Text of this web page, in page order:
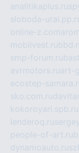
analitikaplus.ru
sloboda-
online-z.com
mobilvest.ru
smp-forum.ru
avrmotors.ruart-
ecostep-
sko.com.ru
kokoroyari.spb.ru
lenderoq.ru
people-of-art.ru
dynamoauto.ru